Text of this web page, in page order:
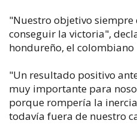
"Nuestro objetivo
conseguir la victoria",
hondureño, el colombiano
"Un resultado positivo
muy importante para
porque rompería la
todavía fuera de nuestro